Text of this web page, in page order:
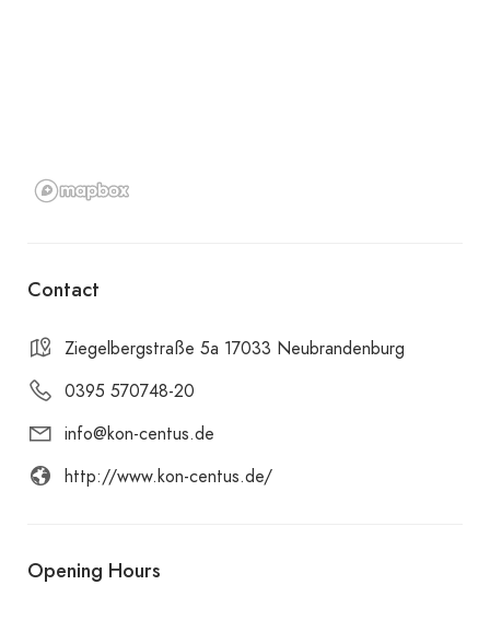
Contact
Ziegelbergstraße 5a 17033 Neubrandenburg
0395 570748-20
info@kon-centus.de
http://www.kon-centus.de/
Opening Hours